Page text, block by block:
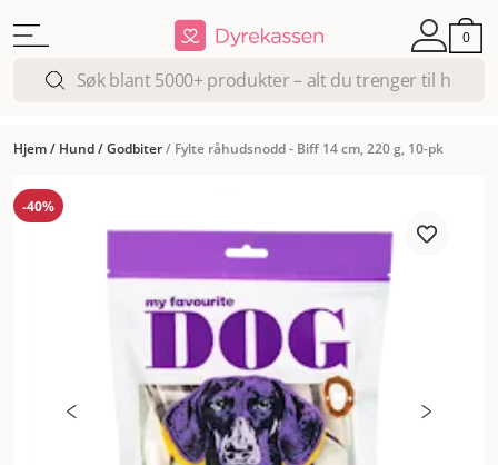
0
Hjem/ Hund/Godbiter/ Fylte råhudsnodd - Biff 14 cm, 220 g, 10-pk
-40%